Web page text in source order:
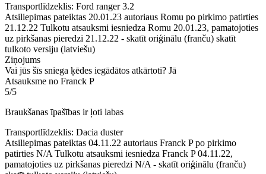
Transportlīdzeklis: Ford ranger 3.2
Atsiliepimas pateiktas 20.01.23 autoriaus Romu po pirkimo patirties
21.12.22 Tulkotu atsauksmi iesniedza Romu 20.01.23, pamatojoties
uz pirkšanas pieredzi 21.12.22 - skatīt oriģinālu (franču) skatīt
tulkoto versiju (latviešu)
Ziņojums
Vai jūs šīs sniega ķēdes iegādātos atkārtoti? Jā
Atsauksme no Franck P
5/5
Braukšanas īpašības ir ļoti labas
Transportlīdzeklis: Dacia duster
Atsiliepimas pateiktas 04.11.22 autoriaus Franck P po pirkimo
patirties N/A Tulkotu atsauksmi iesniedza Franck P 04.11.22,
pamatojoties uz pirkšanas pieredzi N/A - skatīt oriģinālu (franču)